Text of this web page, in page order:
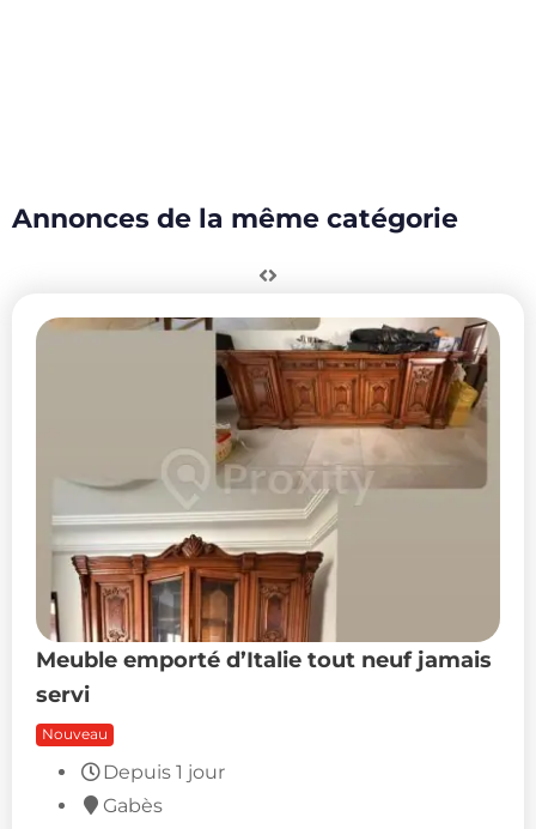
Annonces de la même catégorie
Meuble emporté d’Italie tout neuf jamais
servi
Nouveau
Depuis 1 jour
Gabès